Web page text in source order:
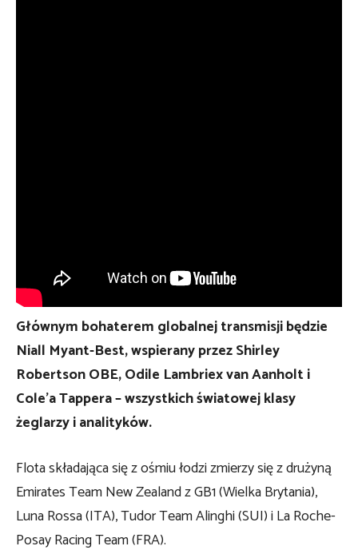
Głównym bohaterem globalnej transmisji będzie
Niall Myant-Best, wspierany przez Shirley
Robertson OBE, Odile Lambriex van Aanholt i
Cole’a Tappera – wszystkich światowej klasy
żeglarzy i analityków.
Flota składająca się z ośmiu łodzi zmierzy się z drużyną
Emirates Team New Zealand z GB1 (Wielka Brytania),
Luna Rossa (ITA), Tudor Team Alinghi (SUI) i La Roche-
Posay Racing Team (FRA).